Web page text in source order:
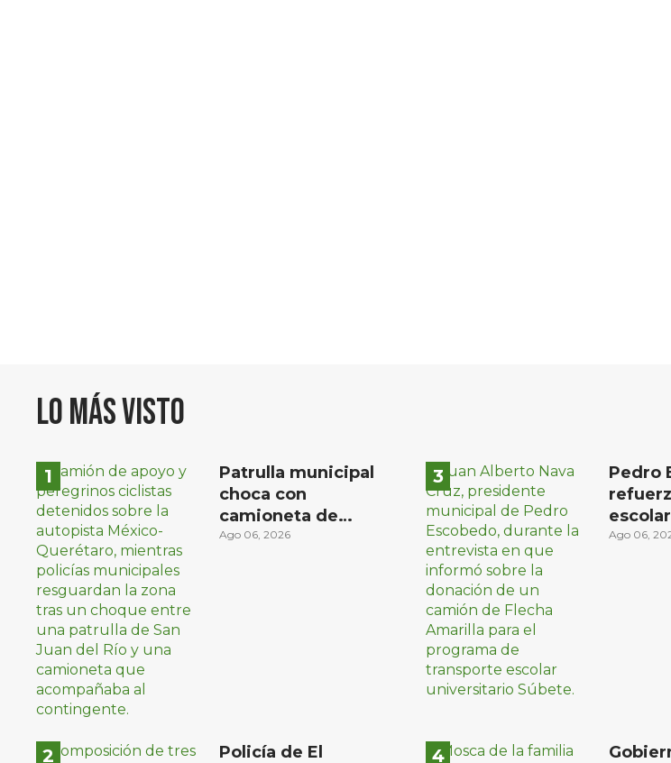
Lo más visto
Patrulla municipal
choca con
camioneta de
peregrinos ciclistas
Ago 06, 2026
Policía de El
Pedro
Ago 06,